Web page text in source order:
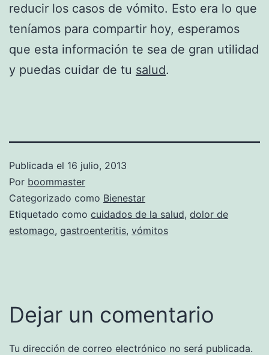
reducir los casos de vómito. Esto era lo que
teníamos para compartir hoy, esperamos
que esta información te sea de gran utilidad
y puedas cuidar de tu salud.
Publicada el 16 julio, 2013
Por boommaster
Categorizado como Bienestar
Etiquetado como cuidados de la salud, dolor de
estomago, gastroenteritis, vómitos
Dejar un comentario
Tu dirección de correo electrónico no será publicada.